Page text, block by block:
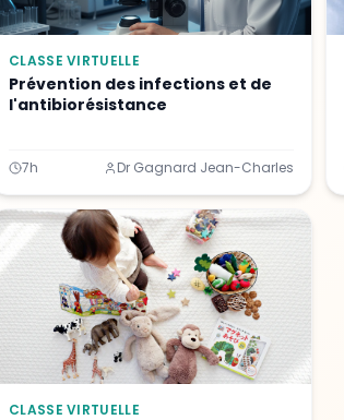
CLASSE VIRTUELLE
Prévention des infections et de
l'antibiorésistance
7h Dr Gagnard Jean-Charles
CLASSE VIRTUELLE